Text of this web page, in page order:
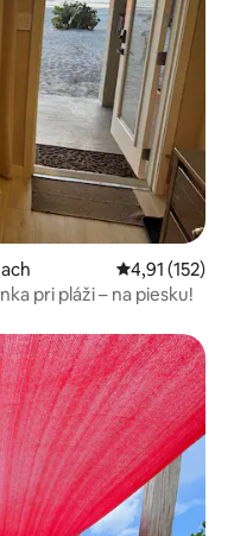
Priemerné
4,91 (152)
pri pláži – na piesku!